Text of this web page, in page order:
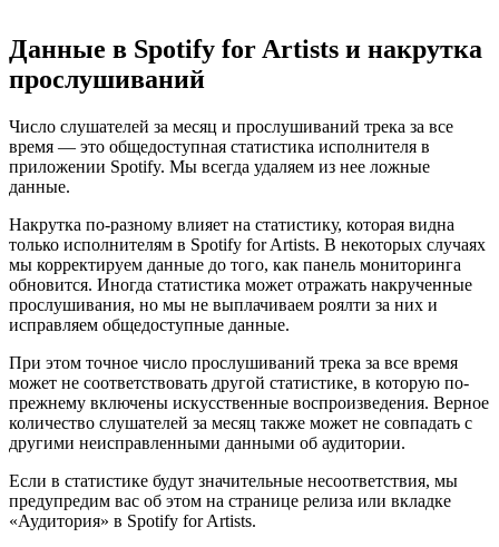
Данные в Spotify for Artists и накрутка
прослушиваний
Число слушателей за месяц и прослушиваний трека за все
время — это общедоступная статистика исполнителя в
приложении Spotify. Мы всегда удаляем из нее ложные
данные.
Накрутка по-разному влияет на статистику, которая видна
только исполнителям в Spotify for Artists. В некоторых случаях
мы корректируем данные до того, как панель мониторинга
обновится. Иногда статистика может отражать накрученные
прослушивания, но мы не выплачиваем роялти за них и
исправляем общедоступные данные.
При этом точное число прослушиваний трека за все время
может не соответствовать другой статистике, в которую по-
прежнему включены искусственные воспроизведения. Верное
количество слушателей за месяц также может не совпадать с
другими неисправленными данными об аудитории.
Если в статистике будут значительные несоответствия, мы
предупредим вас об этом на странице релиза или вкладке
«Аудитория» в Spotify for Artists.